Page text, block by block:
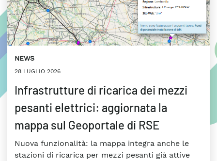
NEWS
28 LUGLIO 2026
Infrastrutture di ricarica dei mezzi
pesanti elettrici: aggiornata la
mappa sul Geoportale di RSE
Nuova funzionalità: la mappa integra anche le
stazioni di ricarica per mezzi pesanti già attive